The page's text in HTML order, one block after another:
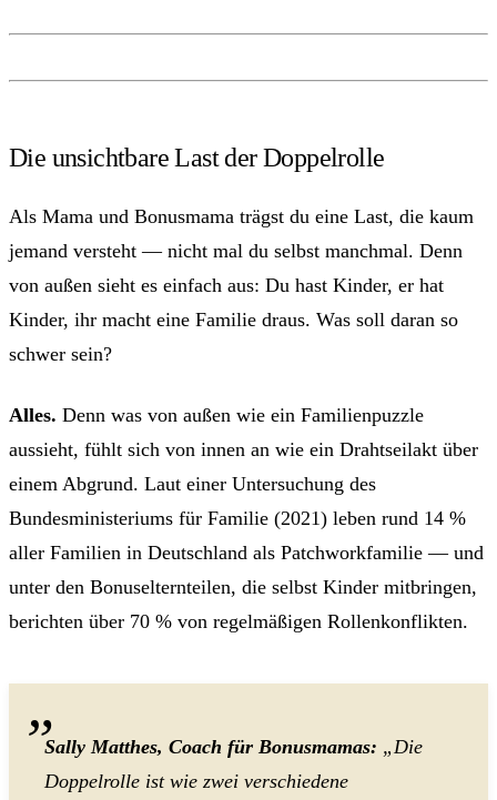
Die unsichtbare Last der Doppelrolle
Als Mama und Bonusmama trägst du eine Last, die kaum
jemand versteht — nicht mal du selbst manchmal. Denn
von außen sieht es einfach aus: Du hast Kinder, er hat
Kinder, ihr macht eine Familie draus. Was soll daran so
schwer sein?
Alles. Denn was von außen wie ein Familienpuzzle
aussieht, fühlt sich von innen an wie ein Drahtseilakt über
einem Abgrund. Laut einer Untersuchung des
Bundesministeriums für Familie (2021) leben rund 14 %
aller Familien in Deutschland als Patchworkfamilie — und
unter den Bonuselternteilen, die selbst Kinder mitbringen,
berichten über 70 % von regelmäßigen Rollenkonflikten.
Sally Matthes, Coach für Bonusmamas: „Die
Doppelrolle ist wie zwei verschiedene